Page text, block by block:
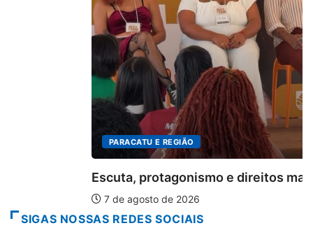
PARACATU E REGIÃO
Escuta, protagonismo e direitos marcam o I...
7 de agosto de 2026
SIGAS NOSSAS REDES SOCIAIS